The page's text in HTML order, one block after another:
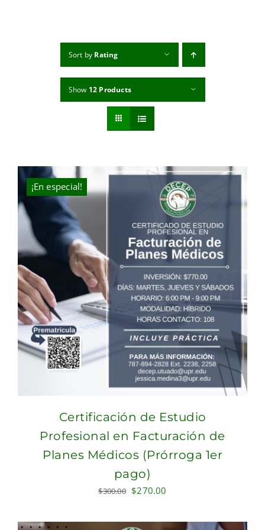
Sort by Rating
Show 12 Products
¡En especial!
Certificación de Estudio
Profesional en Facturación de
Planes Médicos (Prórroga 1er
pago)
$300.00 Original
was:
$270.00
is: